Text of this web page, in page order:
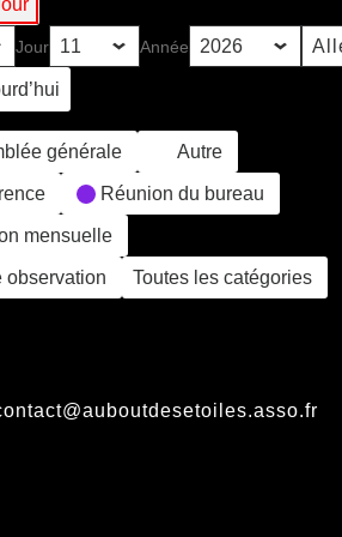
Jour Année
générale Autre
Réunion du bureau
mensuelle
observation Toutes les catégories